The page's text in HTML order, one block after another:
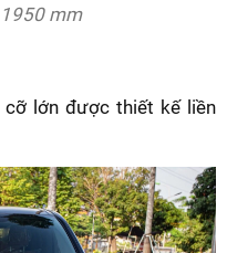
mm
cỡ lớn được thiết kế liền